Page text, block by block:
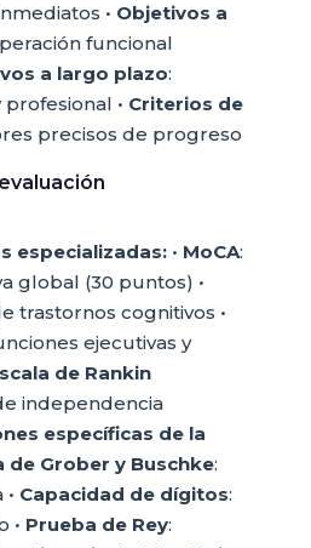
• Objetivos a
funcional
a largo plazo:
• Criterios de
precisos de progreso
especializadas:• MoCA:
global (30 puntos) •
trastornos cognitivos •
ejecutivas y
de Rankin
independencia
específicas de la
de Grober y Buschke:
Capacidad de dígitos:
• Prueba de Rey: